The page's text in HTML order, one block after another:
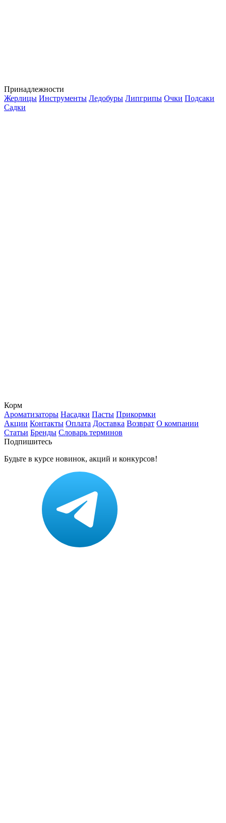
Принадлежности
Жерлицы Инструменты Ледобуры Липгрипы Очки Подсаки
Садки
Корм
Ароматизаторы Насадки Пасты Прикормки
Акции Контакты Оплата Доставка Возврат О компании
Статьи Бренды Словарь терминов
Подпишитесь
Будьте в курсе новинок, акций и конкурсов!